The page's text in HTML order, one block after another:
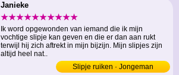
Janieke
★★★★★★★★★★
Ik word opgewonden van iemand die ik mijn
vochtige slipje kan geven en die er dan aan rukt
terwijl hij zich aftrekt in mijn bijzijn. Mijn slipjes zijn
altijd heel nat..
Slipje ruiken · Jongeman